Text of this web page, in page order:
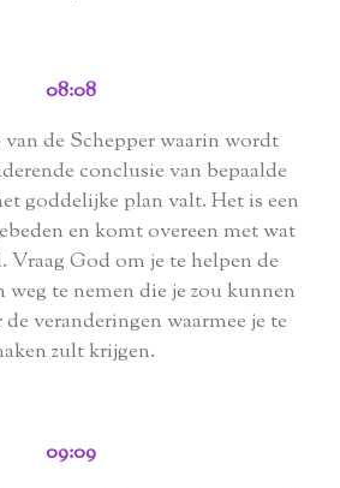
08:08
de Schepper waarin wordt
conclusie van bepaalde
goddelijke plan valt. Het is een
en komt overeen met wat
God om je te helpen de
weg te nemen die je zou kunnen
veranderingen waarmee je te
zult krijgen.
09:09